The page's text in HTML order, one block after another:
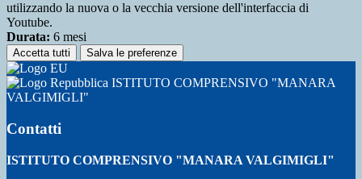
utilizzando la nuova o la vecchia versione dell'interfaccia di
Youtube.
Durata: 6 mesi
Accetta tutti Salva le preferenze
ISTITUTO COMPRENSIVO "MANARA
VALGIMIGLI"
Contatti
ISTITUTO COMPRENSIVO "MANARA VALGIMIGLI"